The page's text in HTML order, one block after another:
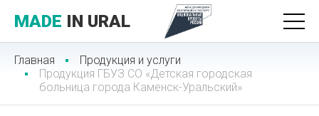
MADE IN URAL
Главная
Продукция и услуги
Продукция ГБУЗ СО «Детская городская
больница города Каменск-Уральский»